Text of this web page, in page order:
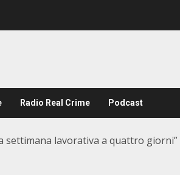
Radio Real Crime Podcast
settimana lavorativa a quattro giorni”